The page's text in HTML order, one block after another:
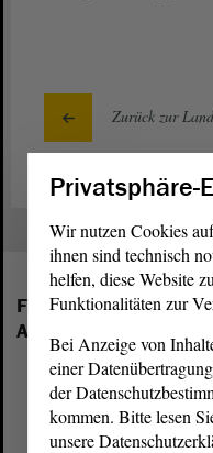
Zurück zur
Folgende Fraktionen
Anhalt vertreten:
Privatsphäre-
Wir nutzen Cookies
ihnen sind technisch
helfen, diese Website
Funktionalitäten zur
Bei Anzeige von
einer
der
kommen. Bitte lesen
unsere